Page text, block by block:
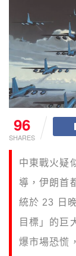
96
SHARES
中東戰火疑
導，伊朗首
統於 23 日
目標」的巨
爆市場恐慌